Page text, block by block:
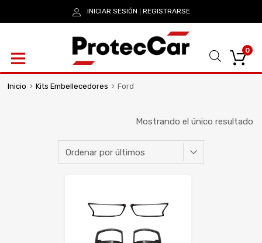
INICIAR SESIÓN REGISTRARSE
0
Inicio Kits Embellecedores Ford
Mostrando el único resultado